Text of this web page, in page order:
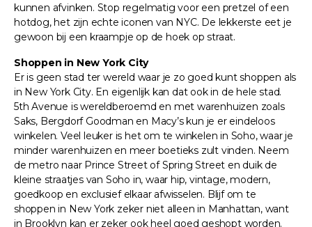
kunnen afvinken. Stop regelmatig voor een pretzel of een
hotdog, het zijn echte iconen van NYC. De lekkerste eet je
gewoon bij een kraampje op de hoek op straat.
Shoppen in New York City
Er is geen stad ter wereld waar je zo goed kunt shoppen als
in New York City. En eigenlijk kan dat ook in de hele stad.
5th Avenue is wereldberoemd en met warenhuizen zoals
Saks, Bergdorf Goodman en Macy’s kun je er eindeloos
winkelen. Veel leuker is het om te winkelen in Soho, waar je
minder warenhuizen en meer boetieks zult vinden. Neem
de metro naar Prince Street of Spring Street en duik de
kleine straatjes van Soho in, waar hip, vintage, modern,
goedkoop en exclusief elkaar afwisselen. Blijf om te
shoppen in New York zeker niet alleen in Manhattan, want
in Brooklyn kan er zeker ook heel goed geshopt worden.